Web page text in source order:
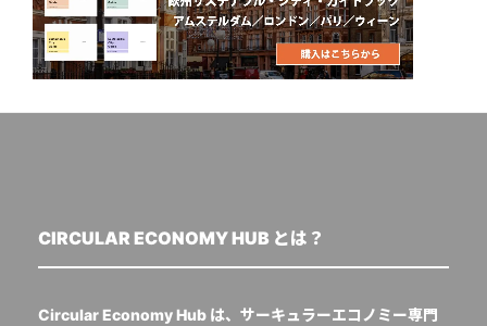
CIRCULAR ECONOMY HUB とは？
Circular Economy Hub は、サーキュラーエコノミー専門